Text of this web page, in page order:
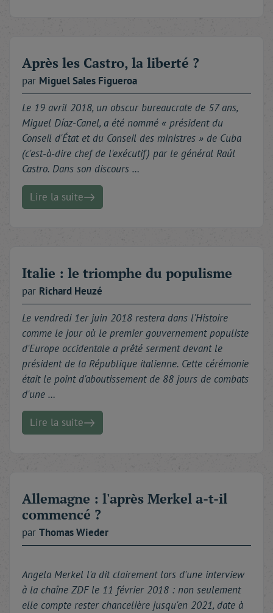
Après les Castro, la liberté ?
par Miguel Sales Figueroa
Le 19 avril 2018, un obscur bureaucrate de 57 ans,
Miguel Díaz-Canel, a été nommé « président du
Conseil d'État et du Conseil des ministres » de Cuba
(c'est-à-dire chef de l'exécutif) par le général Raúl
Castro. Dans son discours …
Lire la suite
Italie : le triomphe du populisme
par Richard Heuzé
Le vendredi 1er juin 2018 restera dans l'Histoire
comme le jour où le premier gouvernement populiste
d'Europe occidentale a prêté serment devant le
président de la République italienne. Cette cérémonie
était le point d'aboutissement de 88 jours de combats
d'une …
Lire la suite
Allemagne : l'après Merkel a-t-il
commencé ?
par ThomasWieder
Angela Merkel l'a dit clairement lors d'une interview
à la chaîne ZDF le 11 février 2018 : non seulement
elle compte rester chancelière jusqu'en 2021, date à